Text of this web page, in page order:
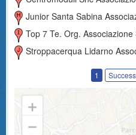
Junior Santa Sabina
Top 7 Te. Org.
Stroppacerqua Lidarno
1